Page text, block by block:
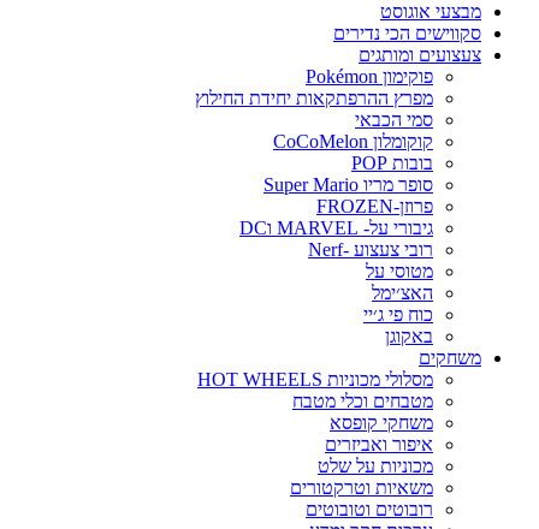
מבצעי אוגוסט
סקווישים הכי נדירים
צעצועים ומותגים
פוקימון Pokémon
מפרץ ההרפתקאות יחידת החילוץ
סמי הכבאי
קוקומלון CoCoMelon
בובות POP
סופר מריו Super Mario
פרוזן-FROZEN
גיבורי על- MARVEL וDC
רובי צעצוע -Nerf
מטוסי על
האצ׳ימל
כוח פי ג׳יי
באקוגן
משחקים
מסלולי מכוניות HOT WHEELS
מטבחים וכלי מטבח
משחקי קופסא
איפור ואביזרים
מכוניות על שלט
משאיות וטרקטורים
רובוטים וטובוטים